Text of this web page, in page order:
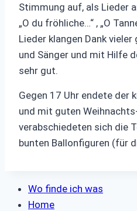
Stimmung auf, als Lieder
„O du fröhliche…“ , „O
Lieder klangen Dank
und Sänger und mit Hilfe
sehr gut.
Gegen 17 Uhr endete der
und mit guten
verabschiedeten sich die
bunten Ballonfiguren (für
Wo finde ich was
Home